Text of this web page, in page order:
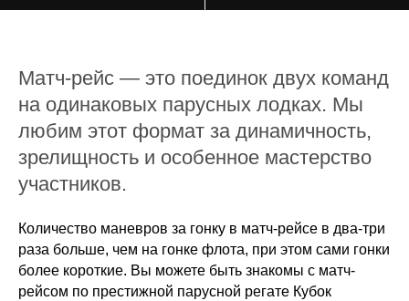
Матч-рейс — это поединок двух команд
на одинаковых парусных лодках. Мы
любим этот формат за динамичность,
зрелищность и особенное мастерство
участников.
Количество маневров за гонку в матч-рейсе в два-три
раза больше, чем на гонке флота, при этом сами гонки
более короткие. Вы можете быть знакомы с матч-
рейсом по престижной парусной регате Кубок